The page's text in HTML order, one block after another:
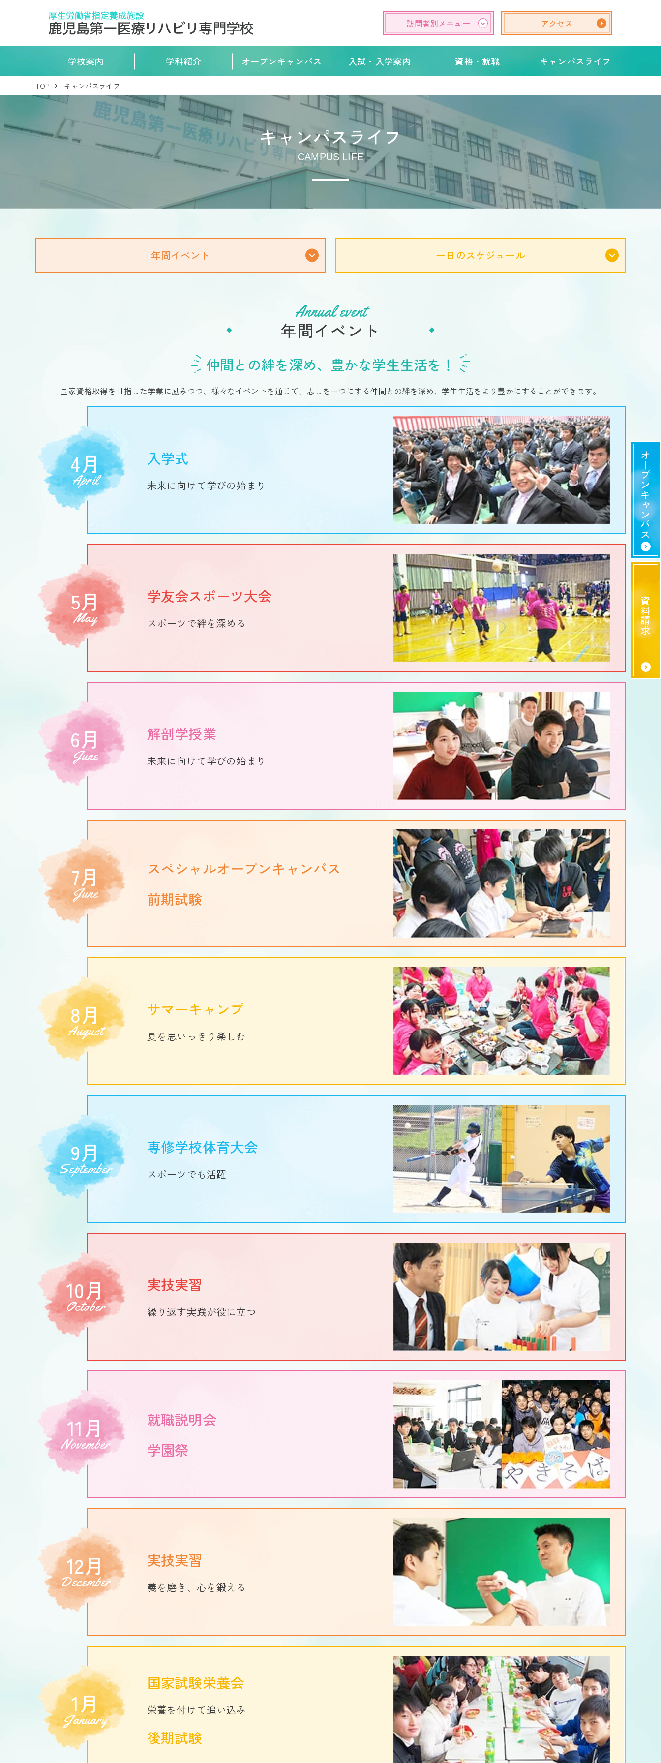
訪問者別メニュー アクセス
学校案内 学科紹介 オープンキャンパス 入試・入学案内 資格・就職 キャンパスライフ
オープンキャンパス
資料請求
TOP キャンパスライフ
キャンパスライフ
CAMPUS LIFE
年間イベント 一日のスケジュール
Annual event
年間イベント
仲間との絆を深め、 豊かな学生生活を！
国家資格取得を目指した学業に励みつつ、様々なイベントを通じて、志しを一つにする仲間との絆を深め、学生生活をより豊かにすることができます。
4月
April
入学式
未来に向けて学びの始まり
5月
May
学友会スポーツ大会
スポーツで絆を深める
6月
June
解剖学授業
未来に向けて学びの始まり
7月
June
スペシャルオープンキャンパス
前期試験
8月
August
サマーキャンプ
夏を思いっきり楽しむ
9月
September
専修学校体育大会
スポーツでも活躍
10月
October
実技実習
繰り返す実践が役に立つ
11月
November
就職説明会
学園祭
12月
December
実技実習
義を磨き、心を鍛える
1月
January
国家試験栄養会
栄養を付けて追い込み
後期試験